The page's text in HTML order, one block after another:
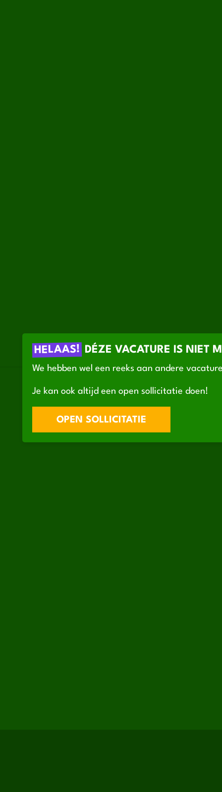
HELAAS! DÉZE VACATURE IS NIET
We hebben wel een reeks aan andere
Je kan ook altijd een open sollicitatie doen!
OPEN SOLLICITATIE